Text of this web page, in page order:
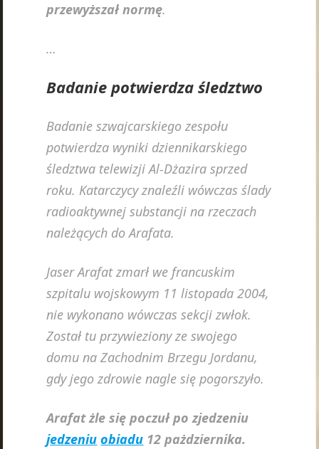
przewyższał normę.
…
Badanie potwierdza śledztwo
Badanie szwajcarskiego zespołu
potwierdza wyniki dziennikarskiego
śledztwa telewizji Al-Dżazira sprzed
roku. Katarczycy znaleźli wówczas ślady
radioaktywnej substancji na rzeczach
należących do Arafata.
Jaser Arafat zmarł we francuskim
szpitalu wojskowym 11 listopada 2004,
nie wykonano wówczas sekcji zwłok.
Został tu przywieziony ze swojego
domu na Zachodnim Brzegu Jordanu,
gdy jego zdrowie nagle się pogorszyło.
Arafat żle się poczuł po zjedzeniu
jedzeniu obiadu 12 pażdziernika.